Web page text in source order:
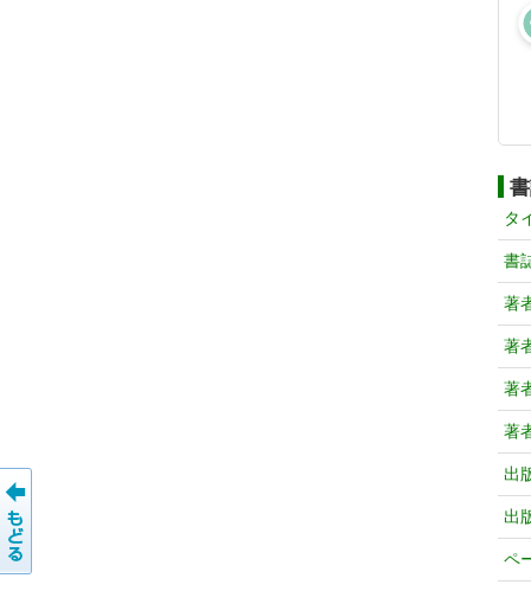
タ
書
著
著
著
著
出
出
ペ